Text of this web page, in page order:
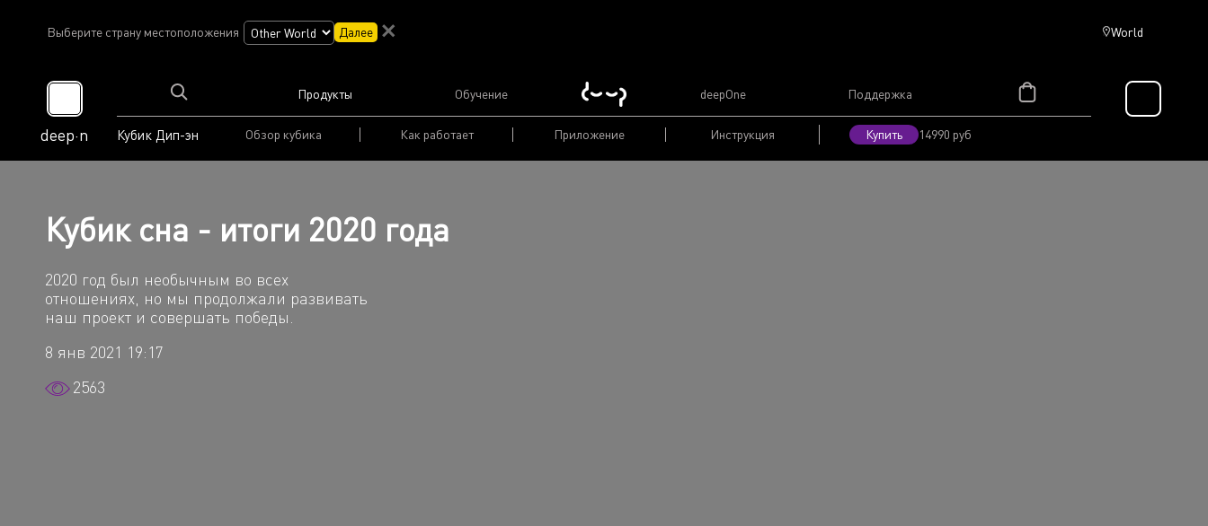
Выберите страну местоположения Далее World
Продукты Обучение deepOne Поддержка
deep·n Кубик Дип-эн Обзор кубика Как работает Приложение Инструкция Купить 14990 руб
Кубик сна - итоги 2020 года
2020 год был необычным во всех
отношениях, но мы продолжали развивать
наш проект и совершать победы.
8 янв 2021 19:17
2563